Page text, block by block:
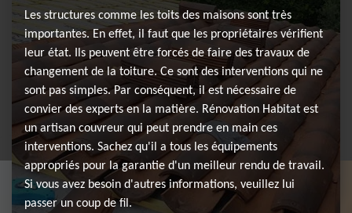
Les structures comme les toits des maisons sont très
importantes. En effet, il faut que les propriétaires vérifient
leur état. Ils peuvent être forcés de faire des travaux de
changement de la toiture. Ce sont des interventions qui ne
sont pas simples. Par conséquent, il est nécessaire de
convier des experts en la matière. Rénovation Habitat est
un artisan couvreur qui peut prendre en main ces
interventions. Sachez qu'il a tous les équipements
appropriés pour la garantie d'un meilleur rendu de travail.
Si vous avez besoin d'autres informations, veuillez lui
passer un coup de fil.